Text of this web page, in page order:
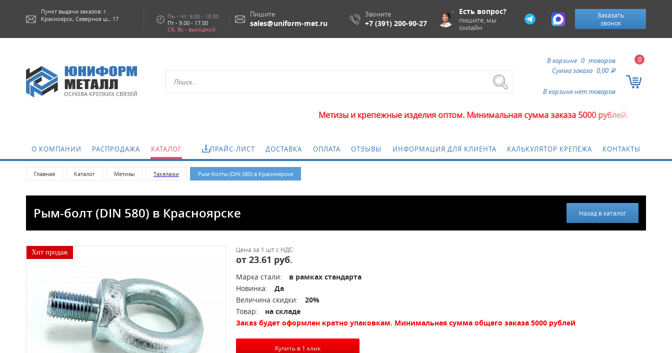
Есть вопрос?
пишите, мы
онлайн
Пункт выдачи заказов: г.
Красноярск, Северное ш., 17
Пн - Чт: 9.00 - 18.00
Пт - 9.00 - 17.00
Сб, Вс - выходной
Пишите
sales@uniform-met.ru
Звоните
+7 (391) 200-90-27
Заказать
звонок
ОСНОВА КРЕПКИХ СВЯЗЕЙ
0
В корзине 0 товаров
Сумма заказа 0,00 a
В корзине нет товаров
Метизы и крепежные изделия оптом. Минимальная сумма заказа 5000 рублей.
О КОМПАНИИ РАСПРОДАЖА КАТАЛОГ ПРАЙС-ЛИСТ ДОСТАВКА ОПЛАТА ОТЗЫВЫ ИНФОРМАЦИЯ ДЛЯ КЛИЕНТА КАЛЬКУЛЯТОР КРЕПЕЖА КОНТАКТЫ
Главная Каталог Метизы Такелажи Рым-болты (DIN 580) в Красноярске
Рым-болт (DIN 580) в Красноярске Назад в каталог
Хит продаж Цена за 1 шт с НДС:
от 23.61 руб.
Марка стали:
в рамках стандарта
Новинка:
Да
Величина скидки:
20%
Товар:
на складе
Заказ будет оформлен кратно упаковкам. Минимальная сумма общего заказа 5000 рублей
Купить в 1 клик